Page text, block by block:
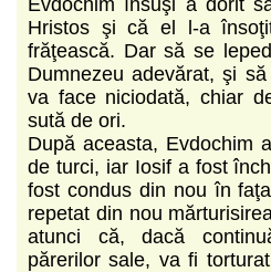
Hristos şi că el l-a
frăţească. Dar să se
Dumnezeu adevărat, şi
va face niciodată, chiar
sută de ori.
După aceasta, Evdochim
de turci, iar Iosif a fost
fost condus din nou în
repetat din nou
atunci că, dacă
părerilor sale, va fi